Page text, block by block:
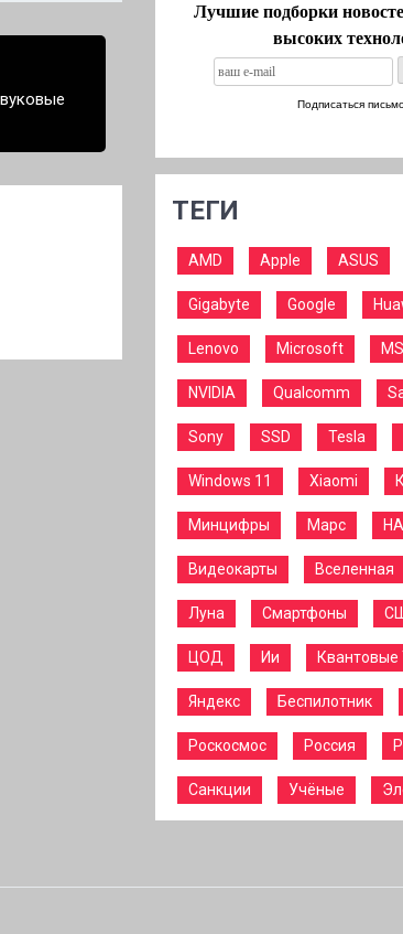
Лучшие подборки
высоких
Подписаться
ТЕГИ
AMD Apple ASUS
Gigabyte Google
Lenovo Microsoft MSI
NVIDIA Qualcomm
Sony SSD Tesla
Windows 11 Xiaomi
Минцифры Марс
Видеокарты Вселенная
Луна Смартфоны
ЦОД Ии Квантовые
Яндекс Беспилотник
Роскосмос Россия
Санкции Учёные